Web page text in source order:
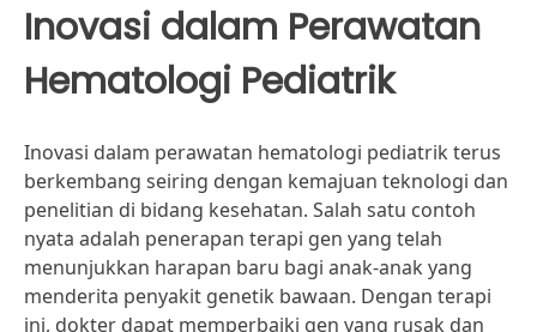
Inovasi dalam Perawatan
Hematologi Pediatrik
Inovasi dalam perawatan hematologi pediatrik terus
berkembang seiring dengan kemajuan teknologi dan
penelitian di bidang kesehatan. Salah satu contoh
nyata adalah penerapan terapi gen yang telah
menunjukkan harapan baru bagi anak-anak yang
menderita penyakit genetik bawaan. Dengan terapi
ini, dokter dapat memperbaiki gen yang rusak dan